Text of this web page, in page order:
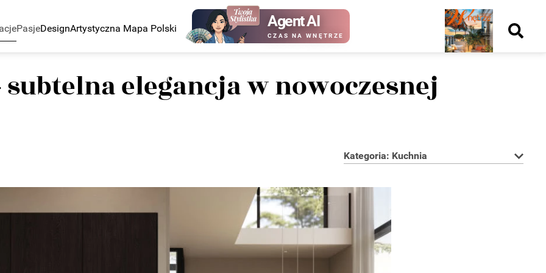
PasjeDesignArtystyczna Mapa Polski Agent AI
CZAS NA WNĘTRZE
Nowy
numer
Wydanie papieroweWydanie cyfrowe
subtelna elegancja w nowoczesnej
Kategoria: Kuchnia